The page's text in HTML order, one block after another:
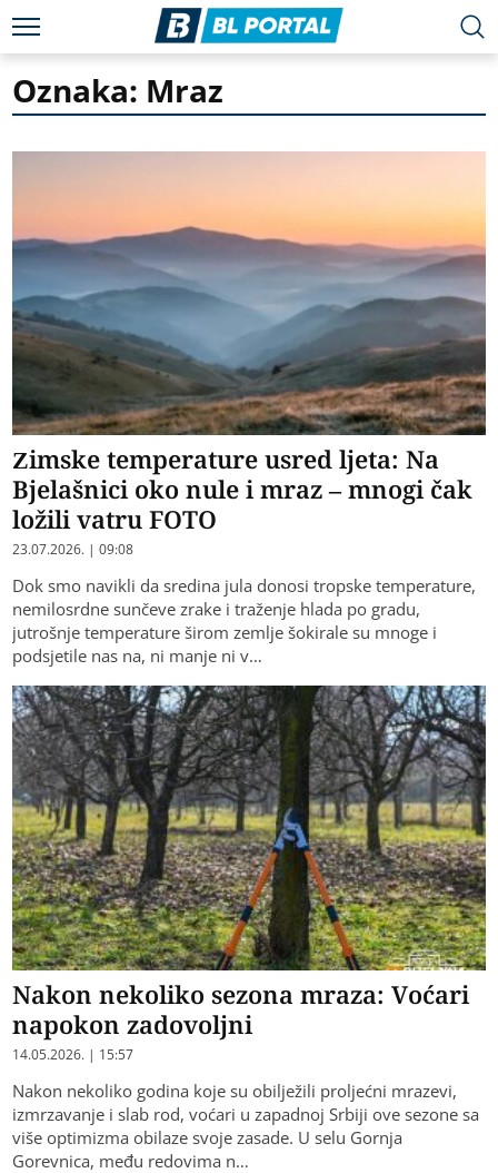
Oznaka: Mraz
Zimske temperature usred ljeta: Na
Bjelašnici oko nule i mraz – mnogi čak
ložili vatru FOTO
23.07.2026. | 09:08
Dok smo navikli da sredina jula donosi tropske temperature,
nemilosrdne sunčeve zrake i traženje hlada po gradu,
jutrošnje temperature širom zemlje šokirale su mnoge i
podsjetile nas na, ni manje ni v…
Nakon nekoliko sezona mraza: Voćari
napokon zadovoljni
14.05.2026. | 15:57
Nakon nekoliko godina koje su obilježili proljećni mrazevi,
izmrzavanje i slab rod, voćari u zapadnoj Srbiji ove sezone sa
više optimizma obilaze svoje zasade. U selu Gornja
Gorevnica, među redovima n…